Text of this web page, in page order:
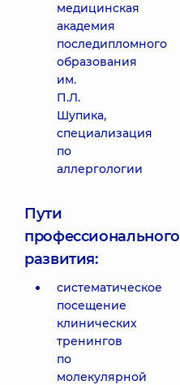
медицинская
академия
последипломного
образования
им.
П.Л.
Шупика,
специализация
по
аллергологии
Пути
профессионального
развития:
систематическое
посещение
клинических
тренингов
по
молекулярной